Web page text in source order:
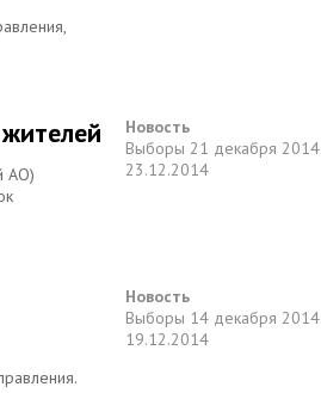
АО)
Новость
Выборы 21 декабря 2014
23.12.2014
Новость
Выборы 14 декабря 2014
19.12.2014